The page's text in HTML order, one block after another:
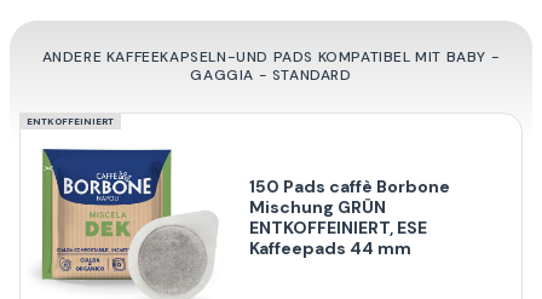
ANDERE KAFFEEKAPSELN-UND PADS KOMPATIBEL MIT BABY -
GAGGIA - STANDARD
ENTKOFFEINIERT
150 Pads caffè Borbone
Mischung GRÜN
ENTKOFFEINIERT, ESE
Kaffeepads 44 mm